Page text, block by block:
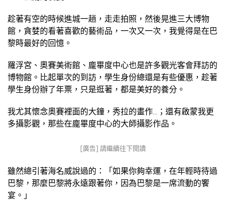
趁著有空的時候進城一趟，走走拍照，然後晃進三大博物
館，貪婪的看著喜歡的藝術品，一次又一次，我覺得是在巴
黎時最好的回憶。
羅浮宮、奧賽美術館、龐畢度中心也是許多觀光客會拜訪的
博物館。比起單次的到訪，學生身份總還是有些優惠，趁著
學生身份辦了年票，只是逛著，都是美好的養分。
我尤其懷念奧賽裡面的大鐘，秀拉的畫作…；還有啟蒙我更
多攝影觀，那些在龐畢度中心的大師攝影作品。
[廣告] 請繼續往下閱讀
雖然總引著海名威說過的：「如果你夠幸運，在年輕時待過
巴黎，那麼巴黎將永遠跟著你，因為巴黎是一席流動的饗
宴。」